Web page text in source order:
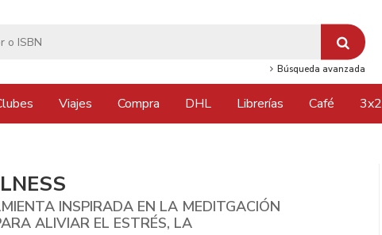
Búsqueda avanzada
Viajes Compra DHL Librerías Café 3x2
INSPIRADA EN LA MEDITGACIÓN
ALIVIAR EL ESTRÉS, LA